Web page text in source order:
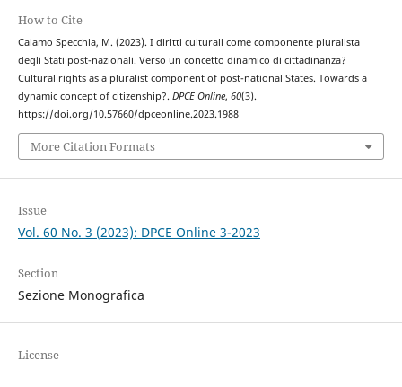
How to Cite
Calamo Specchia, M. (2023). I diritti culturali come componente pluralista
degli Stati post-nazionali. Verso un concetto dinamico di cittadinanza?
Cultural rights as a pluralist component of post-national States. Towards a
dynamic concept of citizenship?. DPCE Online, 60(3).
https://doi.org/10.57660/dpceonline.2023.1988
More Citation Formats
Issue
Vol. 60 No. 3 (2023): DPCE Online 3-2023
Section
Sezione Monografica
License